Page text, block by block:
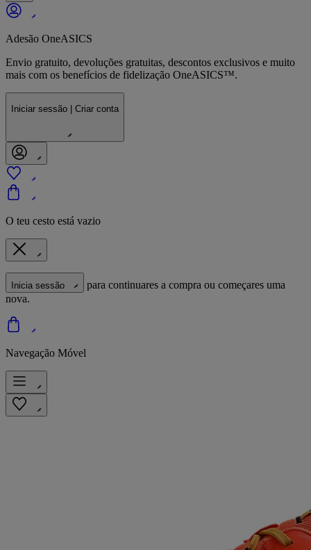
Adesão OneASICS
Envio gratuito, devoluções gratuitas, descontos exclusivos e muito
mais com os benefícios de fidelização OneASICS™.
Iniciar sessão | Criar conta
O teu cesto está vazio
Inicia sessão
para continuares a compra ou começares uma
nova.
Navegação Móvel